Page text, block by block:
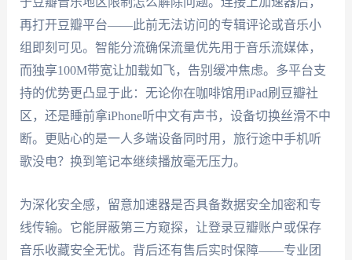
再打开豆瓣平台——此前无法访问的专辑评论或音乐小
组即刻可见。智能分流确保流量优先用于音乐流媒体，
而独享100M带宽让加载如飞，告别缓冲焦虑。多平台支
持的优势更凸显于此：无论你在咖啡馆用iPad刷豆瓣社
区，还是睡前拿iPhone听中文有声书，设备切换丝滑不中
断。更贴心的是一人多端设备同时用，旅行途中手机听
歌没电？换到笔记本继续播放毫无压力。
为深化安全感，留意加速器是否具备数据安全加密和专
线传输。它能屏蔽第三方窥探，让登录豆瓣账户或保存
音乐收藏安全无忧。背后还有售后实时保障——专业团